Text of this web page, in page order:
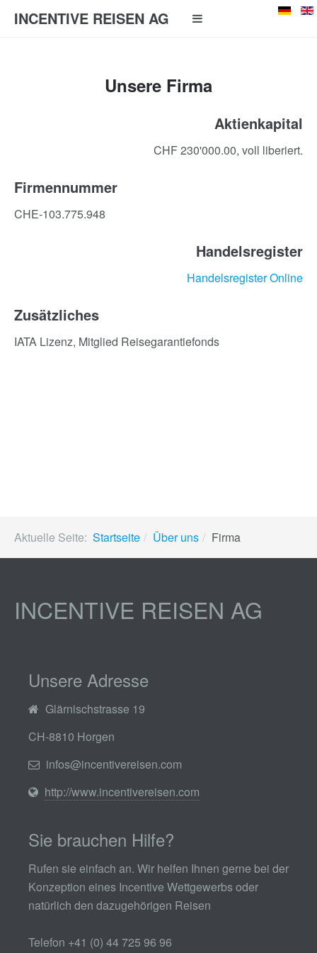
INCENTIVE REISEN AG
Unsere Firma
Aktienkapital
CHF 230'000.00, voll liberiert.
Firmennummer
CHE-103.775.948
Handelsregister
Handelsregister Online
Zusätzliches
IATA Lizenz, Mitglied Reisegarantiefonds
Aktuelle Seite: Startseite Über uns Firma
INCENTIVE REISEN AG
Unsere Adresse
Glärnischstrasse 19
CH-8810 Horgen
infos@incentivereisen.com
http://www.incentivereisen.com
Sie brauchen Hilfe?
Rufen sie einfach an. Wir helfen Ihnen gerne bei der
Konzeption eines Incentive Wettgewerbs oder
natürlich den dazugehörigen Reisen
Telefon +41 (0) 44 725 96 96